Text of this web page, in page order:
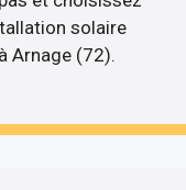
solaire
Arnage (72).